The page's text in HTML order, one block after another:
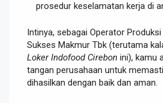
prosedur keselamatan kerja di
Intinya, sebagai Operator
Sukses Makmur Tbk (terutama
Loker Indofood Cirebon ini), kamu
tangan perusahaan untuk
dihasilkan dengan baik dan aman.